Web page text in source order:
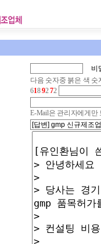
비
다음 숫자중 붉은 색 숫
6189272
E-Mail은 관리자에게